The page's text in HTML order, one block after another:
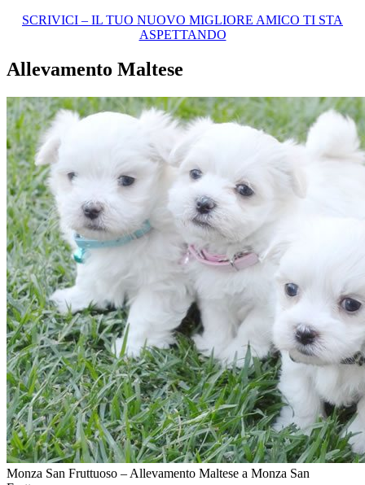
SCRIVICI – IL TUO NUOVO MIGLIORE AMICO TI STA
ASPETTANDO
Allevamento Maltese
Monza San Fruttuoso – Allevamento Maltese a Monza San